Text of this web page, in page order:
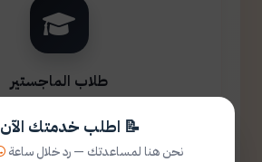
طلاب الماجستير
📝 اطلب خدمتك الآن
نحن هنا لمساعدتك — رد خلال ساعة